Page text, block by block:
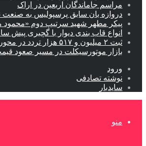
مراسم جاماندگان اربعین در اراک
دروازه بان سابق پرسپولیس به
پیکر مطهر شهید سرتیپ دوم «محمود
انواع قاب بندی دیوار با گچبری پیش
ثبت ۲ میلیون و ۵۱۷ هزار تردد در محورهای مواصلاتی همدان در ایام اربعین
بازار موتورسیکلت در مسیر صعود
ورود
نوشته تصادفی
سایدبار
منو